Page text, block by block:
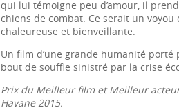
qui lui témoigne peu d’amour, il
chiens de combat. Ce serait un
chaleureuse et bienveillante.
Un film d’une grande humanité
bout de souffle sinistré par la crise
Prix du Meilleur film et Meilleur
Havane 2015.